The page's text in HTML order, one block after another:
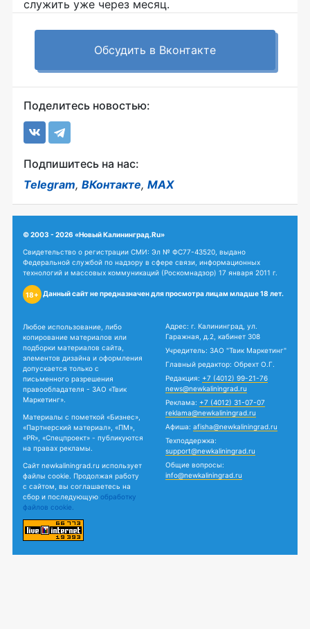
служить уже через месяц.
Обсудить в Вконтакте
Поделитесь новостью:
Подпишитесь на нас:
Telegram, ВКонтакте, MAX
© 2003 - 2026 «Новый Калининград.Ru»
Свидетельство о регистрации СМИ: Эл № ФС77-43520, выдано
Федеральной службой по надзору в сфере связи, информационных
технологий и массовых коммуникаций (Роскомнадзор) 17 января 2011 г.
18+ Данный сайт не предназначен для просмотра лицам младше 18 лет.
Любое использование, либо
копирование материалов или
подборки материалов сайта,
элементов дизайна и оформления
допускается только с
письменного разрешения
правообладателя - ЗАО «Твик
Маркетинг».
Материалы с пометкой «Бизнес»,
«Партнерский материал», «ПМ»,
«PR», «Спецпроект» - публикуются
на правах рекламы.
Сайт newkaliningrad.ru использует
файлы cookie. Продолжая работу
с сайтом, вы соглашаетесь на
сбор и последующую обработку
файлов cookie.
Адрес: г. Калининград, ул.
Гаражная, д.2, кабинет 308
Учредитель: ЗАО "Твик Маркетинг"
Главный редактор: Обрехт О.Г.
Редакция: +7 (4012) 99-21-76
news@newkaliningrad.ru
Реклама: +7 (4012) 31-07-07
reklama@newkaliningrad.ru
Афиша: afisha@newkaliningrad.ru
Техподдержка:
support@newkaliningrad.ru
Общие вопросы:
info@newkaliningrad.ru